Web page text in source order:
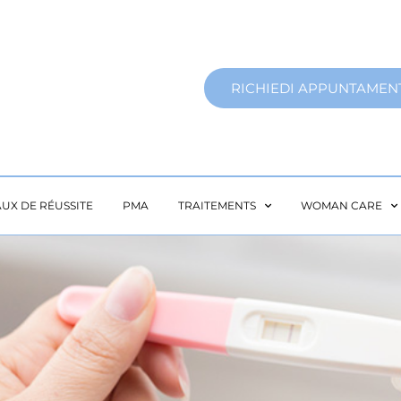
RICHIEDI
DE RÉUSSITE PMA TRAITEMENTS WOMAN CARE